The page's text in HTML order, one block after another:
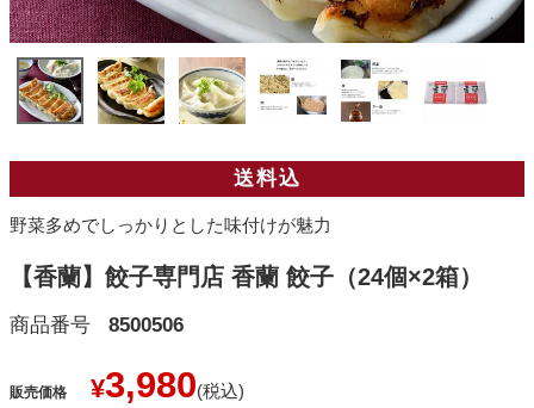
送料込
野菜多めでしっかりとした味付けが魅力
【香蘭】餃子専門店 香蘭 餃子（24個×2箱）
商品番号 8500506
販売価格 ¥3,980